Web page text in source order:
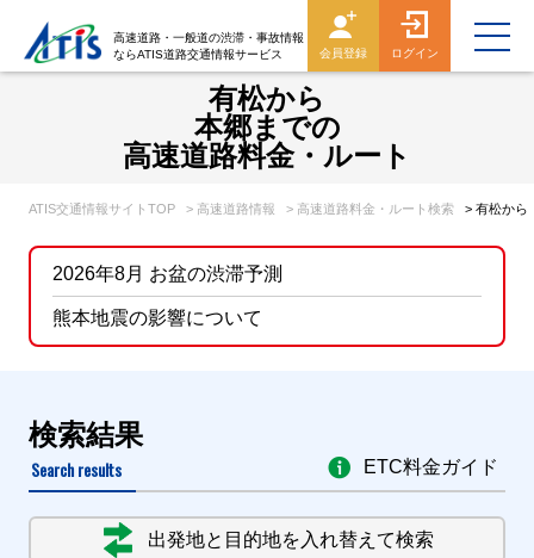
高速道路・一般道の渋滞・事故情報
ならATIS道路交通情報サービス
会員登録 ログイン
有松から
本郷までの
高速道路料金・ルート
ATIS交通情報サイトTOP > 高速道路情報 > 高速道路料金・ルート検索 > 有松から
2026年8月 お盆の渋滞予測
熊本地震の影響について
検索結果
Search results
出発地と目的地を入れ替えて検索
ETC料金ガイド